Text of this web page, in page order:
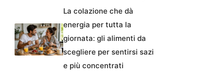
La colazione che dà
energia per tutta la
giornata: gli alimenti da
scegliere per sentirsi sazi
e più concentrati